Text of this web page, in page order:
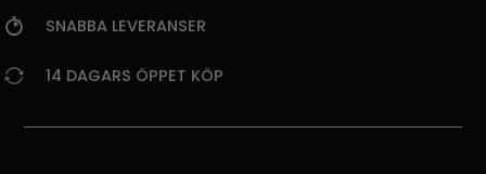
SNABBA LEVERANSER
14 DAGARS ÖPPET KÖP